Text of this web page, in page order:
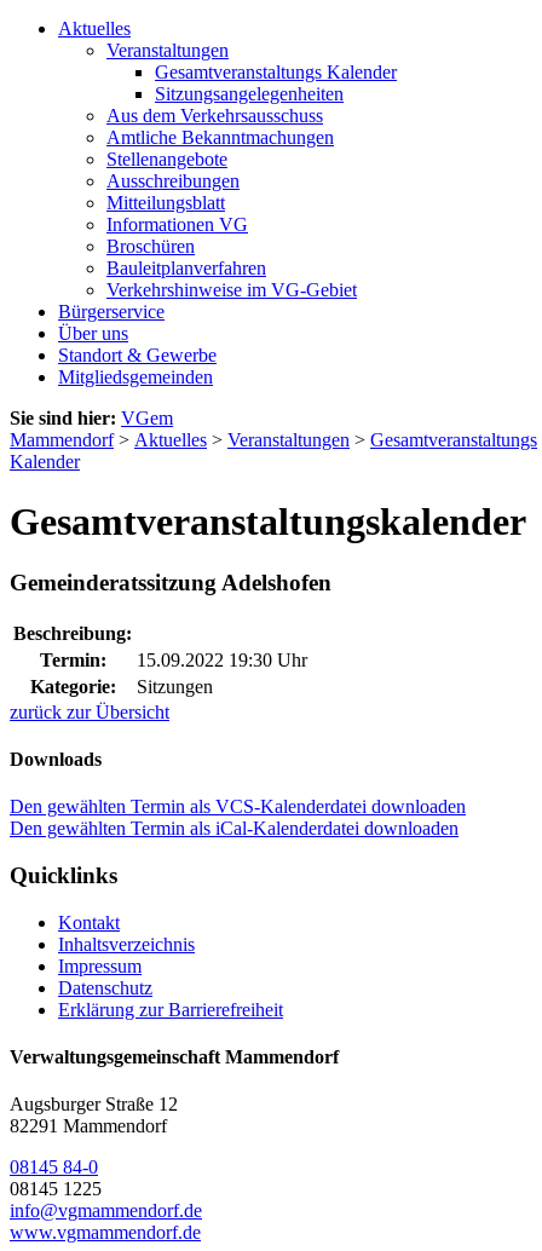
Aktuelles
Veranstaltungen
Gesamtveranstaltungs Kalender
Sitzungsangelegenheiten
Aus dem Verkehrsausschuss
Amtliche Bekanntmachungen
Stellenangebote
Ausschreibungen
Mitteilungsblatt
Informationen VG
Broschüren
Bauleitplanverfahren
Verkehrshinweise im VG-Gebiet
Bürgerservice
Über uns
Standort & Gewerbe
Mitgliedsgemeinden
Sie sind hier: VGem
Mammendorf> Aktuelles > Veranstaltungen > Gesamtveranstaltungs
Kalender
Gesamtveranstaltungskalender
Gemeinderatssitzung Adelshofen
Beschreibung:
Termin:
15.09.2022 19:30 Uhr
Kategorie:
Sitzungen
zurück zur Übersicht
Downloads
Den gewählten Termin als VCS-Kalenderdatei downloaden
Den gewählten Termin als iCal-Kalenderdatei downloaden
Quicklinks
Kontakt
Inhaltsverzeichnis
Impressum
Datenschutz
Erklärung zur Barrierefreiheit
Verwaltungsgemeinschaft Mammendorf
Augsburger Straße 12
82291 Mammendorf
08145 84-0
08145 1225
info@vgmammendorf.de
www.vgmammendorf.de